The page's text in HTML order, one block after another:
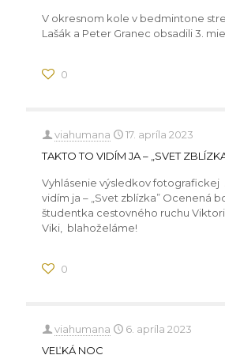
V okresnom kole v bedmintone
Lašák a Peter Granec obsadili 3.
0
viahumana
17. apríla 2023
TAKTO TO VIDÍM JA – „SVET
Vyhlásenie výsledkov fotografickej
vidím ja – „Svet zblízka” Ocenená
študentka cestovného ruchu
Viki, blahoželáme!
0
viahumana
6. apríla 2023
VEĽKÁ NOC